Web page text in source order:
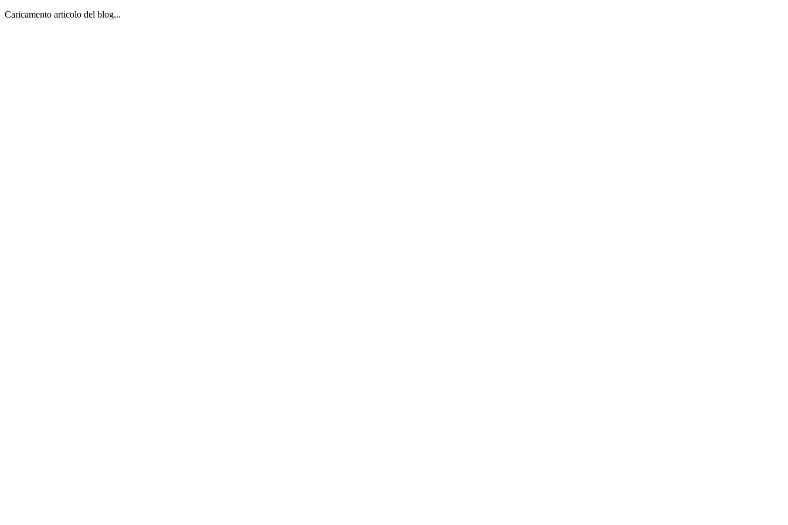
Caricamento articolo del blog...